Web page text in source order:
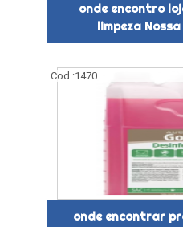
onde encontro
limpeza
Cod.:1470
onde encontrar